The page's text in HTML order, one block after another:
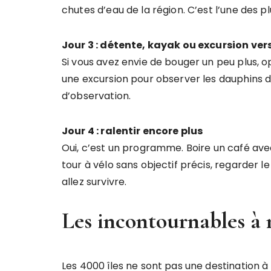
chutes d’eau de la région. C’est l’une des
Jour 3 : détente, kayak ou excursion
Si vous avez envie de bouger un peu plus,
une excursion pour observer les dauphins
d’observation.
Jour 4 : ralentir encore plus
Oui, c’est un programme. Boire un café
tour à vélo sans objectif précis, regarder
allez survivre.
Les incontournables à
Les 4000 îles ne sont pas une destination